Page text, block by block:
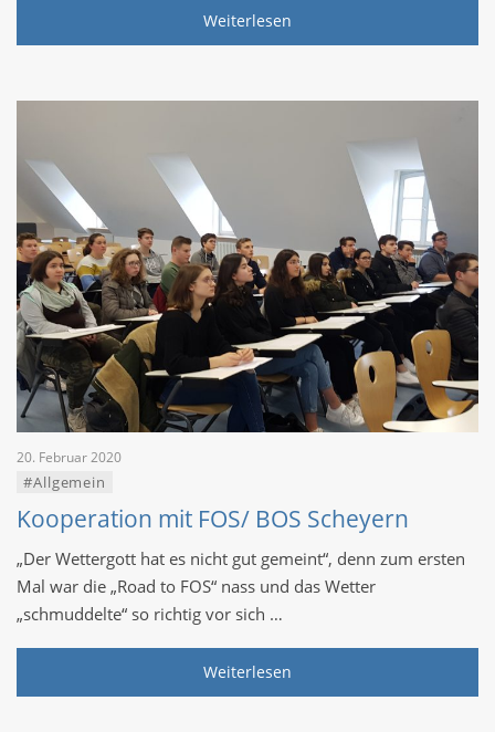
Weiterlesen
20. Februar 2020
#Allgemein
Kooperation mit FOS/ BOS Scheyern
„Der Wettergott hat es nicht gut gemeint“, denn zum ersten
Mal war die „Road to FOS“ nass und das Wetter
„schmuddelte“ so richtig vor sich …
Weiterlesen